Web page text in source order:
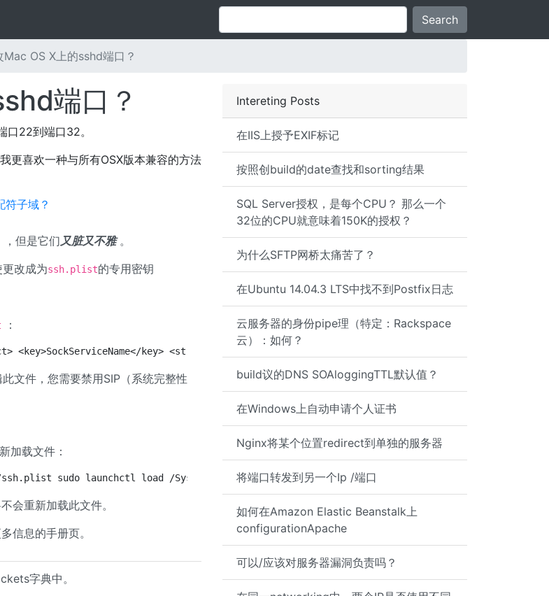
Search
Mac OS X上的sshd端口？
Intereting Posts
在IIS上授予EXIF标记
按照创build的date查找和sorting结果
SQL Server授权，是每个CPU？ 那么一个
32位的CPU就意味着150K的授权？
为什么SFTP网桥太痛苦了？
在Ubuntu 14.04.3 LTS中找不到Postfix日志
云服务器的身份pipe理（特定：Rackspace
云）：如何？
build议的DNS SOAloggingTTL默认值？
在Windows上自动申请个人证书
Nginx将某个位置redirect到单独的服务器
将端口转发到另一个Ip /端口
如何在Amazon Elastic Beanstalk上
configurationApache
可以/应该对服务器漏洞负责吗？
端口？
口22到端口32。
更喜欢一种与所有OSX版本兼容的方法
子域？
但是它们又脏又不雅。
改成为ssh.plist的专用密钥
：
<key>SockServiceName</key> <string>22022</string> <key>SockFamily</key> <string>IPv4</
文件，您需要禁用SIP（系统完整性
加载文件：
sudo launchctl load /System/Library/LaunchDaemons/ssh.plist
会重新加载此文件。
信息的手册页。
字典中。